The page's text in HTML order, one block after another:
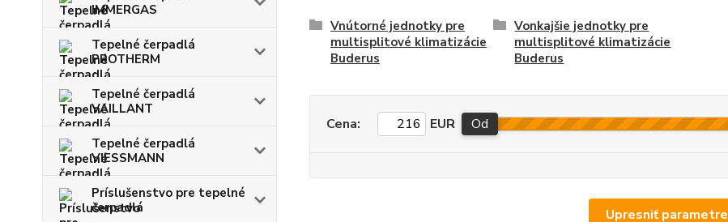
IMMERGAS
Tepelné čerpadlá
PROTHERM
Tepelné čerpadlá
VAILLANT
Tepelné čerpadlá
VIESSMANN
Príslušenstvo pre tepelné
čerpadlá
Vnútorné jednotky pre
multisplitové klimatizácie
Buderus
Vonkajšie jednotky pre
multisplitové klimatizácie
Buderus
Upresniť parametre
Cena: EUR Od